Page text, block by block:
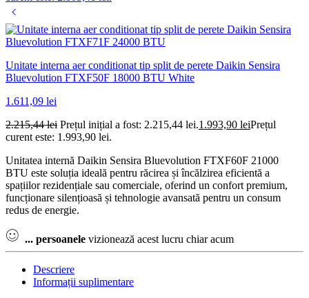
Unitate interna aer conditionat tip split de perete Daikin Sensira
Bluevolution FTXF50F 18000 BTU White
1.611,09 lei
2.215,44lei Prețul inițial a fost: 2.215,44 lei.1.993,90 leiPrețul
curent este: 1.993,90 lei.
Unitatea internă Daikin Sensira Bluevolution FTXF60F 21000
BTU este soluția ideală pentru răcirea și încălzirea eficientă a
spațiilor rezidențiale sau comerciale, oferind un confort premium,
funcționare silențioasă și tehnologie avansată pentru un consum
redus de energie.
... persoanele vizionează acest lucru chiar acum
Descriere
Informații suplimentare